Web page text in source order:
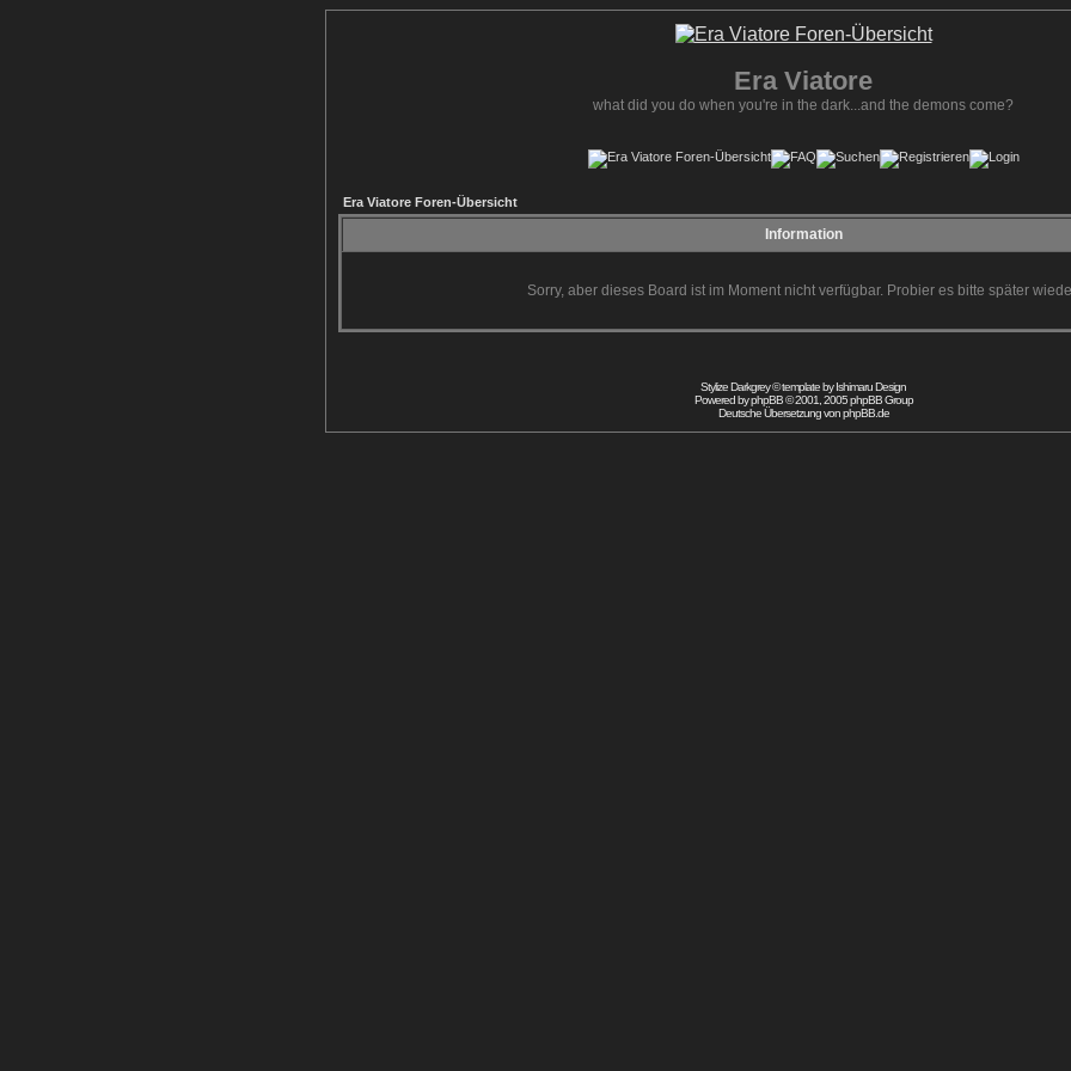
Era Viatore
what did you do when you're in the dark...and the demons come?
Era Viatore Foren-Übersicht
Information
Sorry, aber dieses Board ist im Moment nicht verfügbar. Probier es bitte später
Stylize Darkgrey © template byIshimaru Design
Powered byphpBB© 2001, 2005 phpBB Group
Deutsche Übersetzung vonphpBB.de